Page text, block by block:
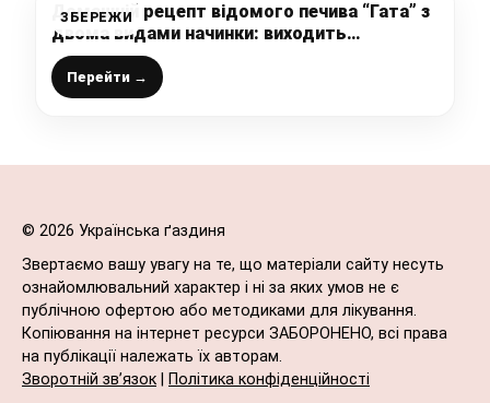
ЗБЕРЕЖИ
Домашній рецепт відомого печива “Гата” з
двома видами начинки: виходить
розсипчастим, м’якеньким і ніжним, дуже
смачна і доступна випічка до чаю
Перейти →
© 2026 Українська ґаздиня
Звертаємо вашу увагу на те, що матеріали сайту несуть
ознайомлювальний характер і ні за яких умов не є
публічною офертою або методиками для лікування.
Копіювання на інтернет ресурси ЗАБОРОНЕНО, всі права
на публікації належать їх авторам.
Зворотній зв’язок
Політика конфіденційності